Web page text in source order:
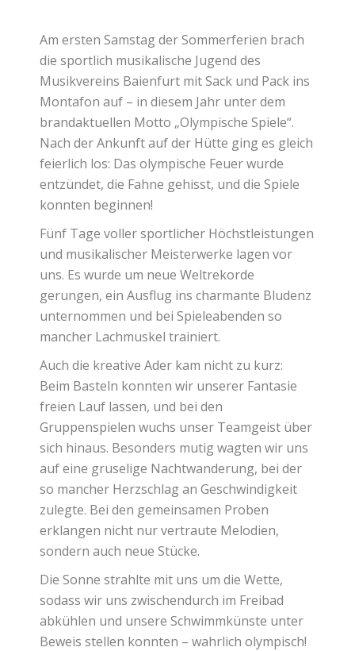
Am ersten Samstag der Sommerferien brach
die sportlich musikalische Jugend des
Musikvereins Baienfurt mit Sack und Pack ins
Montafon auf – in diesem Jahr unter dem
brandaktuellen Motto „Olympische Spiele“.
Nach der Ankunft auf der Hütte ging es gleich
feierlich los: Das olympische Feuer wurde
entzündet, die Fahne gehisst, und die Spiele
konnten beginnen!
Fünf Tage voller sportlicher Höchstleistungen
und musikalischer Meisterwerke lagen vor
uns. Es wurde um neue Weltrekorde
gerungen, ein Ausflug ins charmante Bludenz
unternommen und bei Spieleabenden so
mancher Lachmuskel trainiert.
Auch die kreative Ader kam nicht zu kurz:
Beim Basteln konnten wir unserer Fantasie
freien Lauf lassen, und bei den
Gruppenspielen wuchs unser Teamgeist über
sich hinaus. Besonders mutig wagten wir uns
auf eine gruselige Nachtwanderung, bei der
so mancher Herzschlag an Geschwindigkeit
zulegte. Bei den gemeinsamen Proben
erklangen nicht nur vertraute Melodien,
sondern auch neue Stücke.
Die Sonne strahlte mit uns um die Wette,
sodass wir uns zwischendurch im Freibad
abkühlen und unsere Schwimmkünste unter
Beweis stellen konnten – wahrlich olympisch!